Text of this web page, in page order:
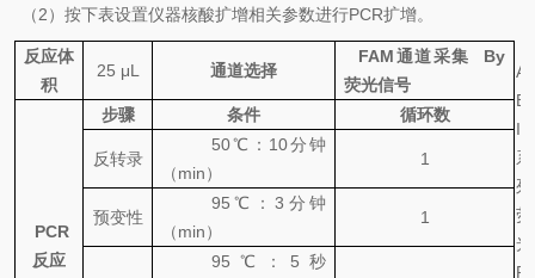
（2）按下表设置仪器核酸扩增相关参数进行PCR扩增。
反应体
积
25 μL 通道选择
FAM通道采集
By
荧光信号
PCR
反应
步骤 条件 循环数
反转录
50℃ ： 10分钟
（min）
1
预变性
95 ℃ ：3 分钟
（min）
1
95 ℃ ： 5 秒
A
B
I
系
列
荧
光
P